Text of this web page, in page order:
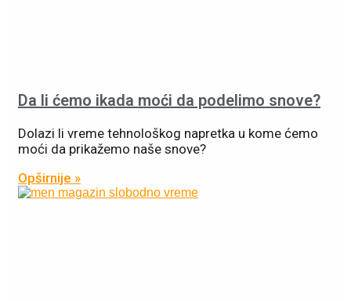
Da li ćemo ikada moći da podelimo snove?
Dolazi li vreme tehnološkog napretka u kome ćemo
moći da prikažemo naše snove?
Opširnije »